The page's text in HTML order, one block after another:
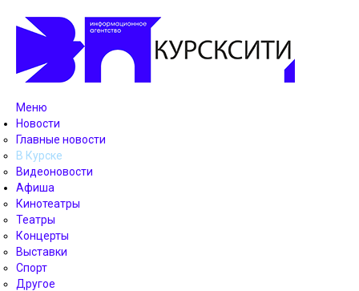
Меню
Новости
Главные новости
В Курске
Видеоновости
Афиша
Кинотеатры
Театры
Концерты
Выставки
Спорт
Другое